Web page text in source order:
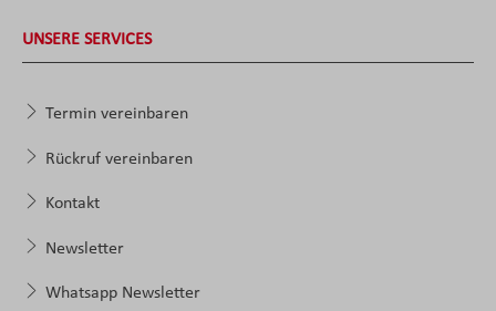
UNSERE SERVICES
Termin vereinbaren
Rückruf vereinbaren
Kontakt
Newsletter
Whatsapp Newsletter